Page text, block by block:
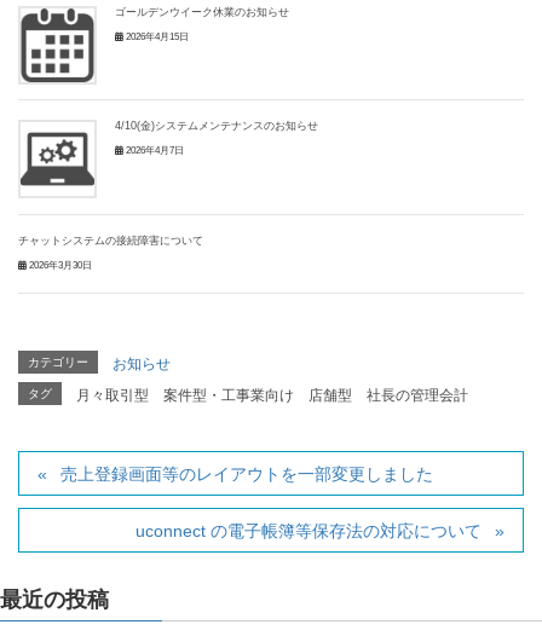
ゴールデンウイーク休業のお知らせ
2026年4月15日
4/10(金)システムメンテナンスのお知らせ
2026年4月7日
チャットシステムの接続障害について
2026年3月30日
カテゴリー お知らせ
タグ 月々取引型 案件型・工事業向け 店舗型 社長の管理会計
売上登録画面等のレイアウトを一部変更しました
uconnect の電子帳簿等保存法の対応について
最近の投稿